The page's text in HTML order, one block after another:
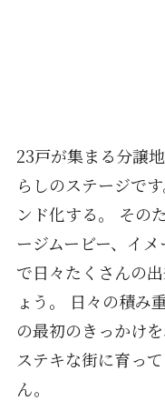
23戸が集まる分譲
らしのステージで
ンド化する。 その
ージムービー、イ
で日々たくさんの
ょう。 日々の積み
の最初のきっかけ
ステキな街に育っ
ん。